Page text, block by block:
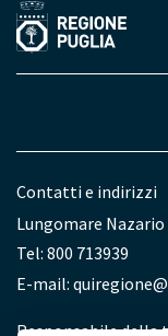
Contatti e indirizzi
Lungomare Nazario
Tel: 800 713939
E-mail:
Redazione
Responsabile della